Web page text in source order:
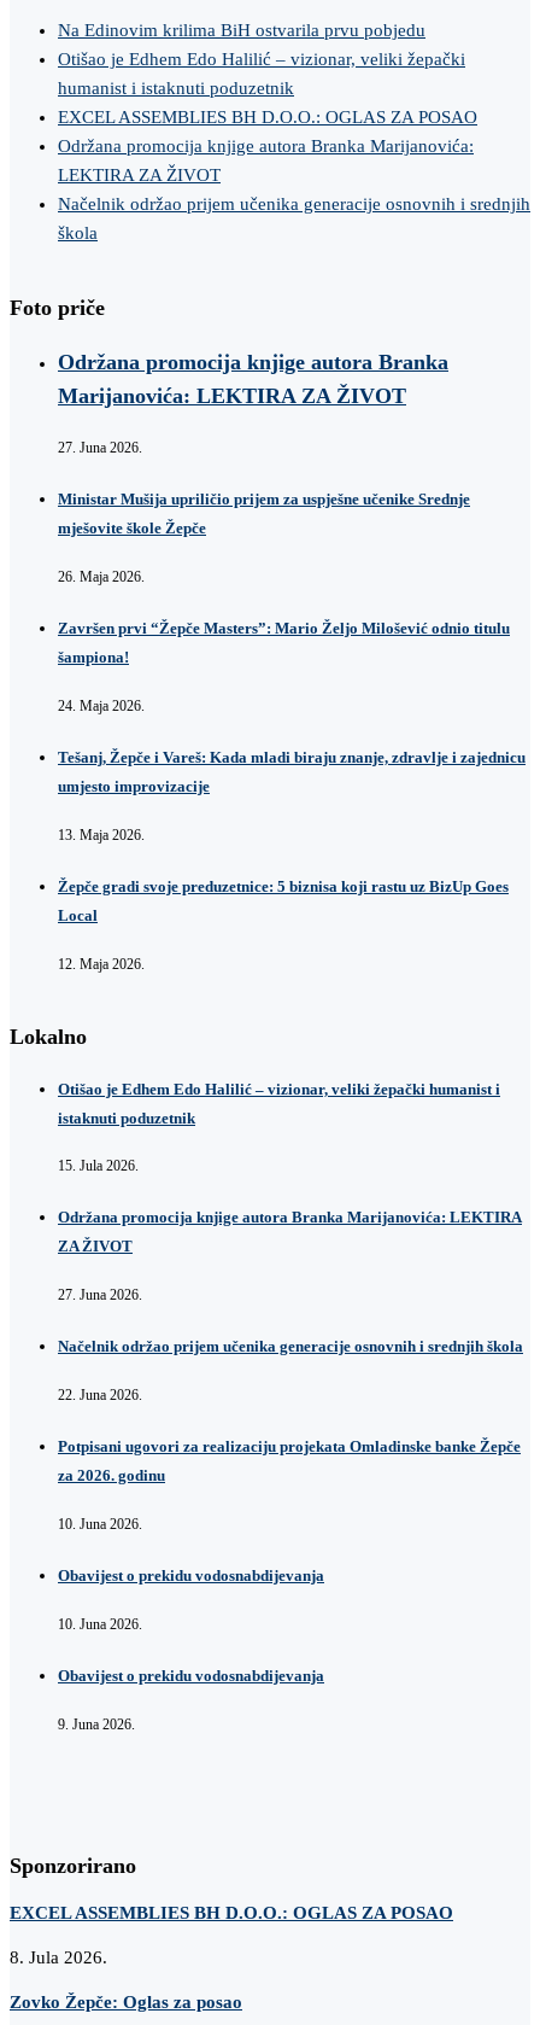
Na Edinovim krilima BiH ostvarila prvu pobjedu
Otišao je Edhem Edo Halilić – vizionar, veliki žepački
humanist i istaknuti poduzetnik
EXCEL ASSEMBLIES BH D.O.O.: OGLAS ZA POSAO
Održana promocija knjige autora Branka Marijanovića:
LEKTIRA ZA ŽIVOT
Načelnik održao prijem učenika generacije osnovnih i srednjih
škola
Foto priče
Održana promocija knjige autora Branka
Marijanovića: LEKTIRA ZA ŽIVOT
27. Juna 2026.
Ministar Mušija upriličio prijem za uspješne učenike Srednje
mješovite škole Žepče
26. Maja 2026.
Završen prvi “Žepče Masters”: Mario Željo Milošević odnio titulu
šampiona!
24. Maja 2026.
Tešanj, Žepče i Vareš: Kada mladi biraju znanje, zdravlje i zajednicu
umjesto improvizacije
13. Maja 2026.
Žepče gradi svoje preduzetnice: 5 biznisa koji rastu uz BizUp Goes
Local
12. Maja 2026.
Lokalno
Otišao je Edhem Edo Halilić – vizionar, veliki žepački humanist i
istaknuti poduzetnik
15. Jula 2026.
Održana promocija knjige autora Branka Marijanovića: LEKTIRA
ZA ŽIVOT
27. Juna 2026.
Načelnik održao prijem učenika generacije osnovnih i srednjih škola
22. Juna 2026.
Potpisani ugovori za realizaciju projekata Omladinske banke Žepče
za 2026. godinu
10. Juna 2026.
Obavijest o prekidu vodosnabdijevanja
10. Juna 2026.
Obavijest o prekidu vodosnabdijevanja
9. Juna 2026.
Sponzorirano
EXCEL ASSEMBLIES BH D.O.O.: OGLAS ZA POSAO
8. Jula 2026.
Zovko Žepče: Oglas za posao